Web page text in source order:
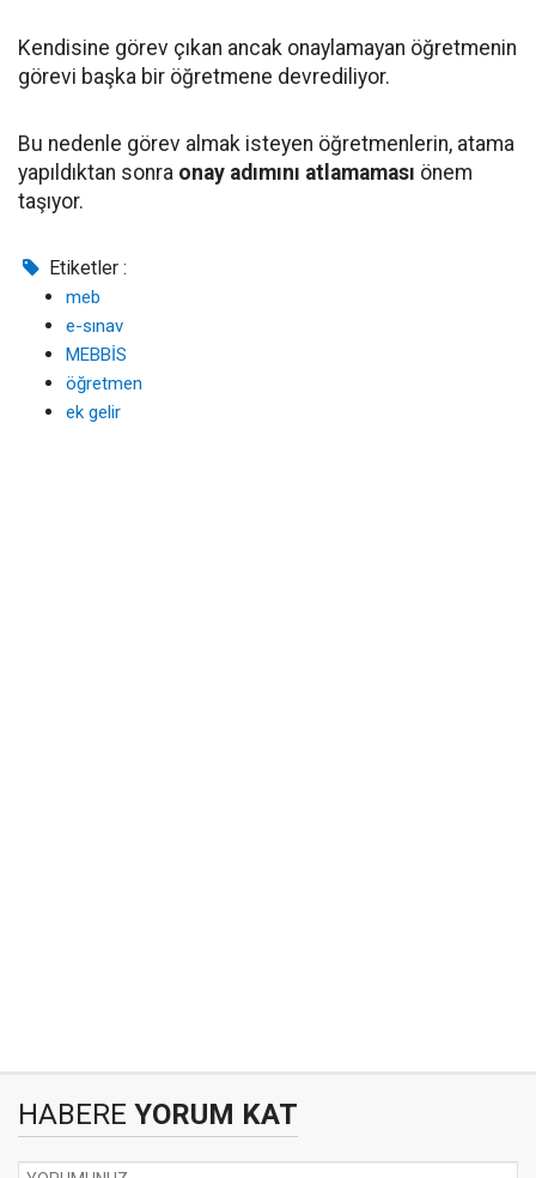
Kendisine görev çıkan ancak onaylamayan öğretmenin
görevi başka bir öğretmene devrediliyor.
Bu nedenle görev almak isteyen öğretmenlerin, atama
yapıldıktan sonra onay adımını atlamaması önem
taşıyor.
Etiketler :
meb
e-sınav
MEBBİS
öğretmen
ek gelir
HABERE YORUM KAT